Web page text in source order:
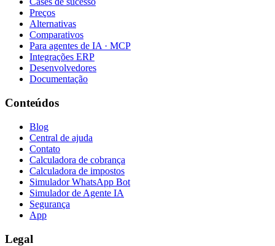
Preços
Alternativas
Comparativos
Para agentes de IA · MCP
Integrações ERP
Desenvolvedores
Documentação
Conteúdos
Blog
Central de ajuda
Contato
Calculadora de cobrança
Calculadora de impostos
Simulador WhatsApp Bot
Simulador de Agente IA
Segurança
App
Legal